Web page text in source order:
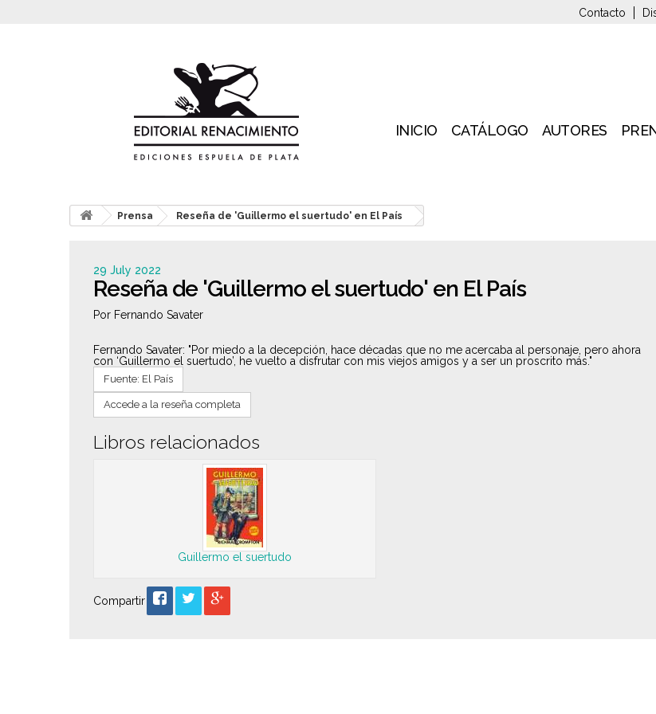
Contacto
INICIO CATÁLOGO AUTORES
Prensa Reseña de 'Guillermo el suertudo' en El País
29 July 2022
Reseña de 'Guillermo el suertudo' en El País
Por Fernando Savater
Fernando Savater: "Por miedo a la decepción, hace décadas que no me acercaba al personaje, pero ahora
con ‘Guillermo el suertudo’, he vuelto a disfrutar con mis viejos amigos y a ser un proscrito más."
Fuente: El País
Accede a la reseña completa
Libros relacionados
Guillermo el suertudo
Compartir